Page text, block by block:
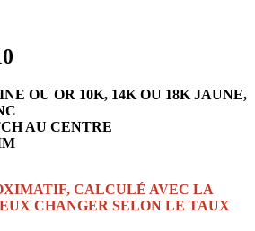
OU OR 10K, 14K OU 18K JAUNE,
AU CENTRE
CALCULÉ AVEC LA
CHANGER SELON LE TAUX